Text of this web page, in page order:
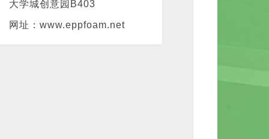
大学城创意园B403
网址：www.eppfoam.net